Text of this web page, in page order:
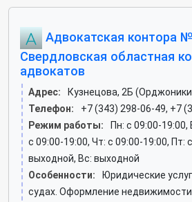
Адвокатская контора
Свердловская областная
адвокатов
Адрес:
Кузнецова, 2Б
Телефон:
+7 (343) 298-06-49, +7
Режим работы:
Пн: c 09:00-19:00,
c 09:00-19:00, Чт: c 09:00-19:00, Пт:
выходной, Вс: выходной
Особенности:
Юридические
судах. Оформление